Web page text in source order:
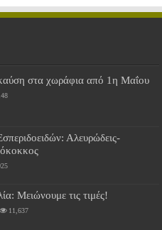
στα χωράφια από 1η Μαΐου
Αλευρώδεις-
Μειώνουμε τις τιμές!
11,637